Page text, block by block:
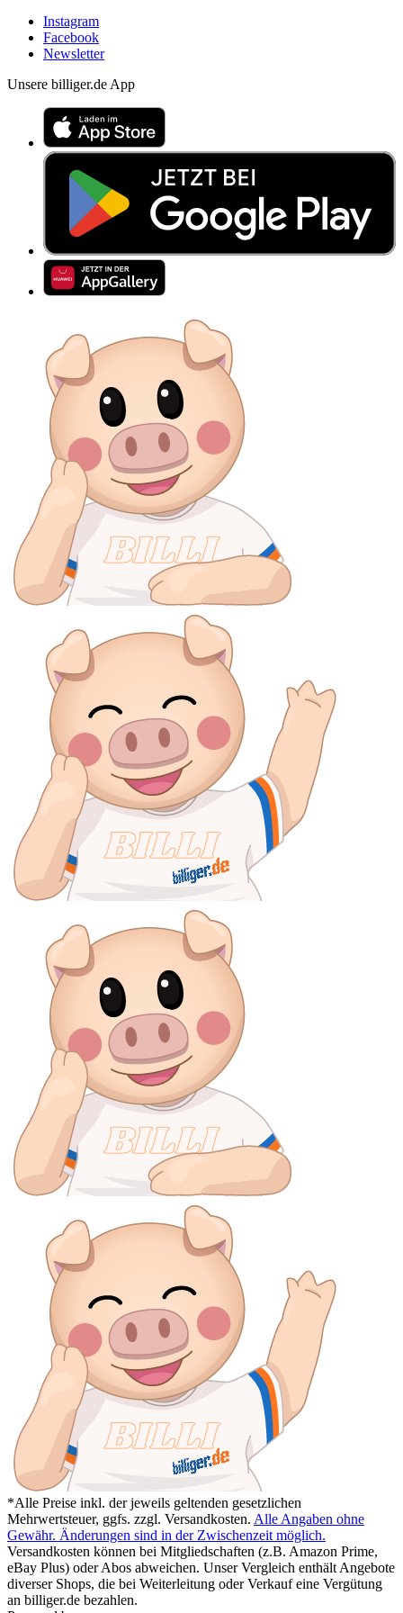
Instagram
Facebook
Newsletter
Unsere billiger.de App
*Alle Preise inkl. der jeweils geltenden gesetzlichen
Mehrwertsteuer, ggfs. zzgl. Versandkosten. Alle Angaben ohne
Gewähr. Änderungen sind in der Zwischenzeit möglich.
Versandkosten können bei Mitgliedschaften (z.B. Amazon Prime,
eBay Plus) oder Abos abweichen. Unser Vergleich enthält Angebote
diverser Shops, die bei Weiterleitung oder Verkauf eine Vergütung
an billiger.de bezahlen.